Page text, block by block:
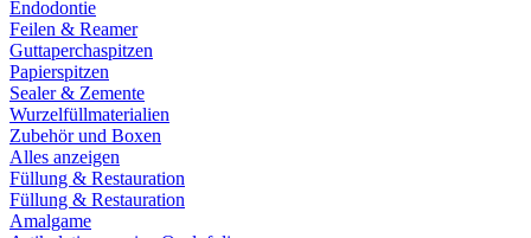
Endodontie
Feilen & Reamer
Guttaperchaspitzen
Papierspitzen
Sealer & Zemente
Wurzelfüllmaterialien
Zubehör und Boxen
Alles anzeigen
Füllung & Restauration
Füllung & Restauration
Amalgame